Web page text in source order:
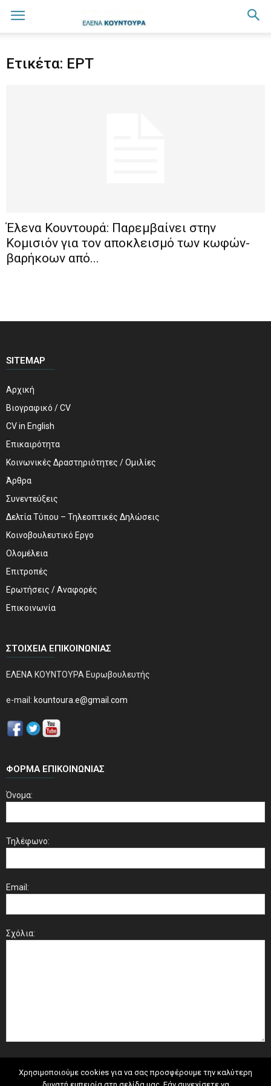
Ετικέτα: ΕΡΤ
Έλενα Κουντουρά: Παρεμβαίνει στην
Κομισιόν για τον αποκλεισμό των κωφών-
βαρήκοων από...
SITEMAP
Αρχική
Βιογραφικό / CV
CV in English
Επικαιρότητα
Κοινωνικές Δραστηριότητες / Ομιλίες
Άρθρα
Συνεντεύξεις
Δελτία Τύπου – Τηλεοπτικές Δηλώσεις
Κοινοβουλευτικό Εργο
Ολομέλεια
Επιτροπές
Ερωτήσεις / Αναφορές
Επικοινωνία
ΣΤΟΙΧΕΊΑ ΕΠΙΚΟΙΝΩΝΊΑΣ
ΕΛΕΝΑ ΚΟΥΝΤΟΥΡΑ Ευρωβουλευτής
e-mail: kountoura.e@gmail.com
ΦΌΡΜΑ ΕΠΙΚΟΙΝΩΝΊΑΣ
Όνομα:
Τηλέφωνο:
Email:
Σχόλια:
Χρησιμοποιούμε cookies για να σας προσφέρουμε την καλύτερη